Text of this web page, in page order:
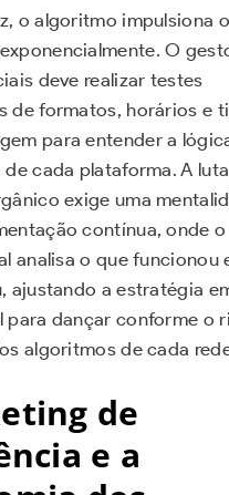
o algoritmo impulsiona o
O
deve realizar testes
de formatos, horários e
para entender a
cada plataforma. A
exige uma
contínua, onde o
analisa o que funcionou
ajustando a estratégia
para dançar conforme o
algoritmos de cada
de
e a